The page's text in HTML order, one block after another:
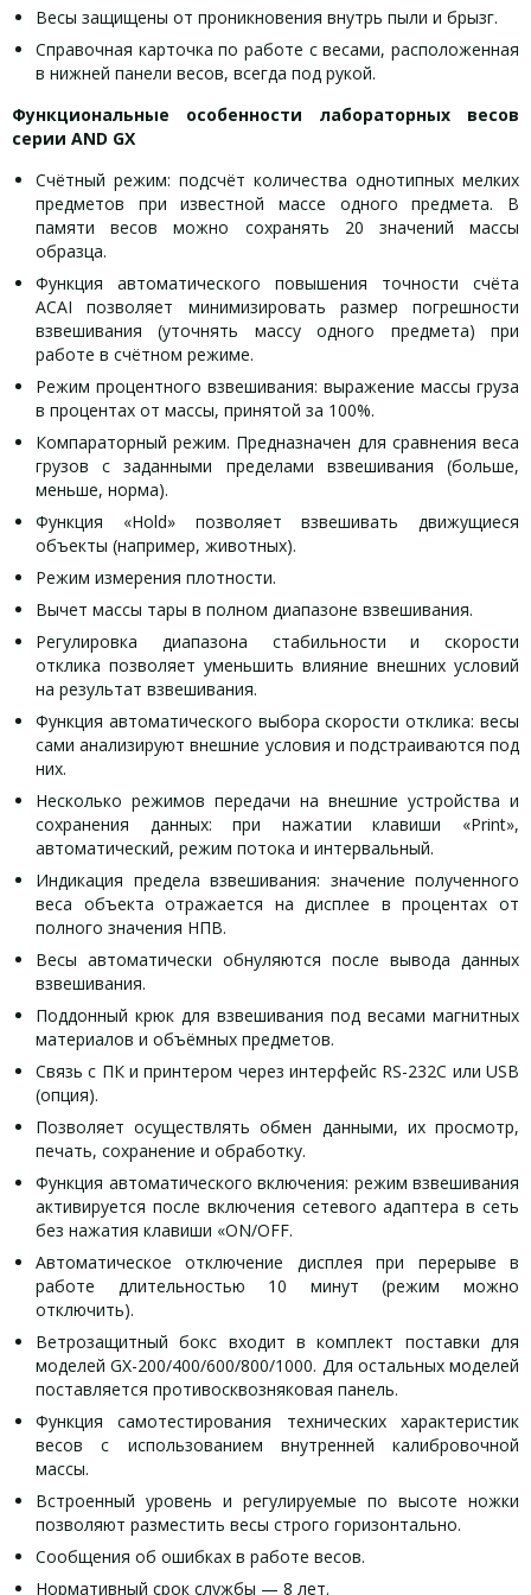
Весы защищены от проникновения внутрь пыли и брызг.
Справочная карточка по работе с весами, расположенная
в нижней панели весов, всегда под рукой.
Функциональные особенности лабораторных весов
серии AND GX
Счётный режим: подсчёт количества однотипных мелких
предметов при известной массе одного предмета. В
памяти весов можно сохранять 20 значений массы
образца.
Функция автоматического повышения точности счёта
ACAI позволяет минимизировать размер погрешности
взвешивания (уточнять массу одного предмета) при
работе в счётном режиме.
Режим процентного взвешивания: выражение массы груза
в процентах от массы, принятой за 100%.
Компараторный режим. Предназначен для сравнения веса
грузов с заданными пределами взвешивания (больше,
меньше, норма).
Функция «Hold» позволяет взвешивать движущиеся
объекты (например, животных).
Режим измерения плотности.
Вычет массы тары в полном диапазоне взвешивания.
Регулировка диапазона стабильности и скорости
отклика позволяет уменьшить влияние внешних условий
на результат взвешивания.
Функция автоматического выбора скорости отклика: весы
сами анализируют внешние условия и подстраиваются под
них.
Несколько режимов передачи на внешние устройства и
сохранения данных: при нажатии клавиши «Print»,
автоматический, режим потока и интервальный.
Индикация предела взвешивания: значение полученного
веса объекта отражается на дисплее в процентах от
полного значения НПВ.
Весы автоматически обнуляются после вывода данных
взвешивания.
Поддонный крюк для взвешивания под весами магнитных
материалов и объёмных предметов.
Связь с ПК и принтером через интерфейс RS-232C или USB
(опция).
Позволяет осуществлять обмен данными, их просмотр,
печать, сохранение и обработку.
Функция автоматического включения: режим взвешивания
активируется после включения сетевого адаптера в сеть
без нажатия клавиши «ON/OFF.
Автоматическое отключение дисплея при перерыве в
работе длительностью 10 минут (режим можно
отключить).
Ветрозащитный бокс входит в комплект поставки для
моделей GX-200/400/600/800/1000. Для остальных моделей
поставляется противосквозняковая панель.
Функция самотестирования технических характеристик
весов с использованием внутренней калибровочной
массы.
Встроенный уровень и регулируемые по высоте ножки
позволяют разместить весы строго горизонтально.
Сообщения об ошибках в работе весов.
Нормативный срок службы — 8 лет.